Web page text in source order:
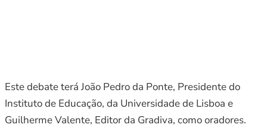
Este debate terá João Pedro da Ponte, Presidente do
Instituto de Educação, da Universidade de Lisboa e
Guilherme Valente, Editor da Gradiva, como oradores.